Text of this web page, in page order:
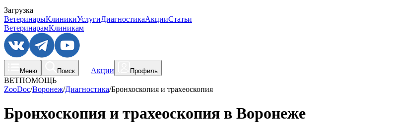
Загрузка
ВетеринарыКлиникиУслугиДиагностикаАкцииСтатьи
ВетеринарамКлиникам
Меню Поиск Акции Профиль
ВЕТПОМОЩЬ
ZooDoc/Воронеж/Диагностика/Бронхоскопия и трахеоскопия
Бронхоскопия и трахеоскопия в Воронеже